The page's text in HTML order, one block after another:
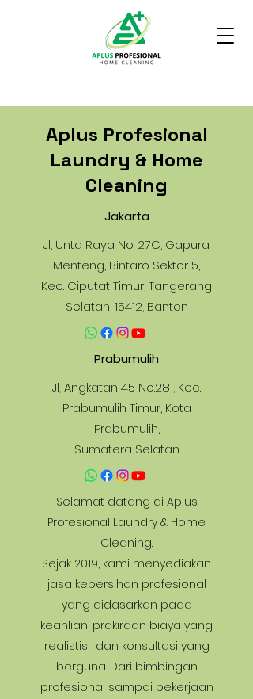
Aplus Profesional
Laundry & Home
Cleaning
Jakarta
Jl, Unta Raya No. 27C, Gapura
Menteng, Bintaro Sektor 5,
Kec. Ciputat Timur, Tangerang
Selatan, 15412, Banten
Prabumulih
Jl, Angkatan 45 No.281, Kec.
Prabumulih Timur, Kota
Prabumulih,
Sumatera Selatan
Selamat datang di Aplus
Profesional Laundry & Home
Cleaning.
Sejak 2019, kami menyediakan
jasa kebersihan profesional
yang didasarkan pada
keahlian, prakiraan biaya yang
realistis, dan konsultasi yang
berguna. Dari bimbingan
profesional sampai pekerjaan